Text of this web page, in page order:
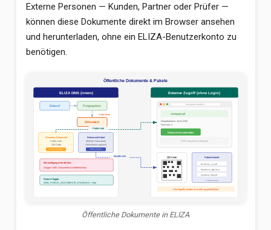
Externe Personen — Kunden, Partner oder Prüfer —
können diese Dokumente direkt im Browser ansehen
und herunterladen, ohne ein ELIZA-Benutzerkonto zu
benötigen.
Öffentliche Dokumente in ELIZA